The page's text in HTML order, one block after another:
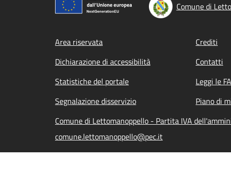
Comune di
Footer menu
Area riservata Crediti
Dichiarazione di accessibilità
Contatti
Statistiche del portale
Leggi le
Segnalazione disservizio
Piano di
Comune di Lettomanoppello - Partita IVA
comune.lettomanoppello@pec.it